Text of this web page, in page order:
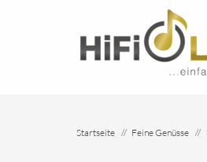
Startseite Feine Genüsse